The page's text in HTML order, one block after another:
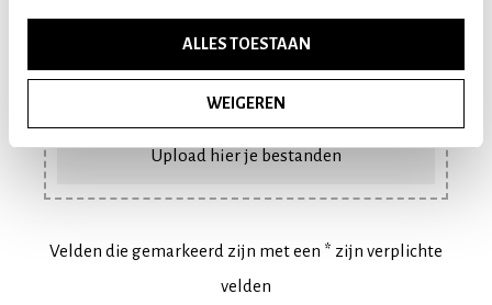
ALLES TOESTAAN
WEIGEREN
Upload hier je bestanden
Velden die gemarkeerd zijn met een * zijn verplichte
velden